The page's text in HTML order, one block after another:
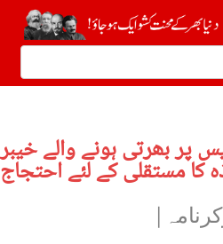
پر بھرتی ہونے والے خیبر